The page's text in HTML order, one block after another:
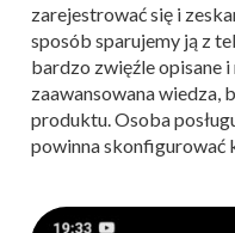
zarejestrować się i
sposób sparujemy ją z
bardzo zwięźle opisane
zaawansowana wiedza,
produktu. Osoba
powinna skonfigurować